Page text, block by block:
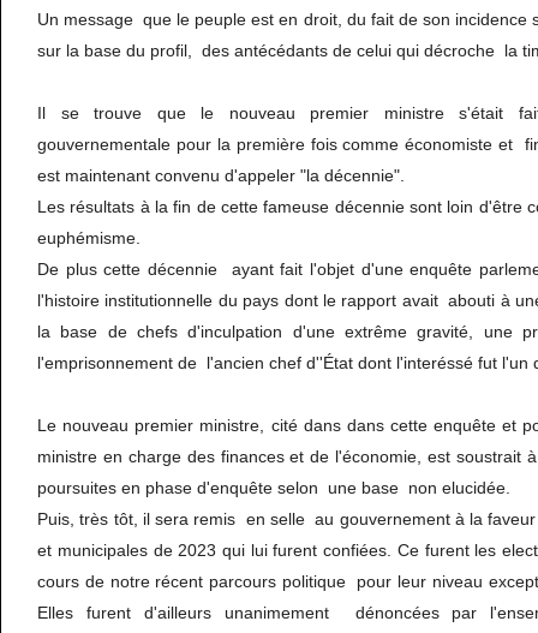
Un message que le peuple est en droit, du fait de son
sur la base du profil, des antécédants de celui qui décroche la
Il se trouve que le nouveau premier ministre s'était
gouvernementale pour la première fois comme économiste et
est maintenant convenu d'appeler "la décennie".
Les résultats à la fin de cette fameuse décennie sont loin d'être
euphémisme.
De plus cette décennie ayant fait l'objet d'une enquête
l'histoire institutionnelle du pays dont le rapport avait abouti à
la base de chefs d'inculpation d'une extrême gravité, une
l'emprisonnement de l'ancien chef d''État dont l'interéssé fut l'un
Le nouveau premier ministre, cité dans dans cette enquête et
ministre en charge des finances et de l'économie, est soustrait
poursuites en phase d'enquête selon une base non elucidée.
Puis, très tôt, il sera remis en selle au gouvernement à la
et municipales de 2023 qui lui furent confiées. Ce furent les
cours de notre récent parcours politique pour leur niveau
Elles furent d'ailleurs unanimement dénoncées par